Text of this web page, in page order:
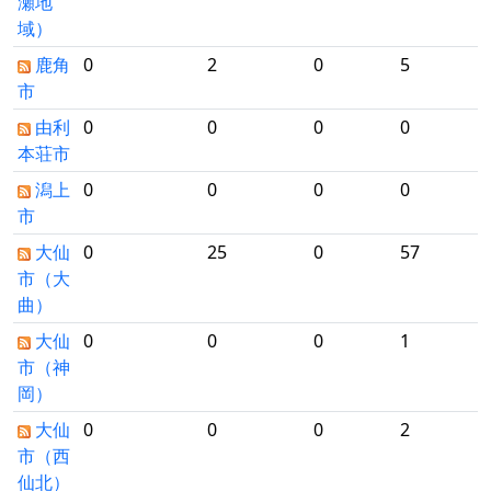
域）
鹿角
市
0 2 0 5
由利
本荘市
0 0 0 0
潟上
市
0 0 0 0
大仙
市（大
曲）
0 25 0 57
大仙
市（神
岡）
0 0 0 1
大仙
市（西
仙北）
0 0 0 2